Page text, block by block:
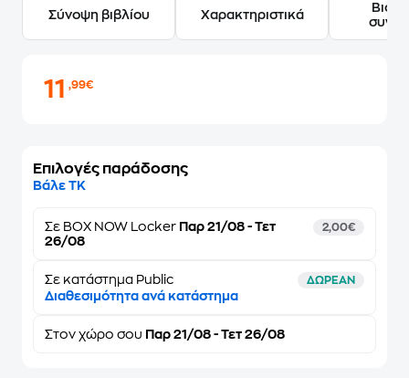
Σύνοψη βιβλίου Χαρακτηριστικά
11,99€
Επιλογές παράδοσης
Βάλε ΤΚ
Σε BOX NOW Locker Παρ 21/08 - Τετ
26/08
2,00€
Σε κατάστημα Public ΔΩΡΕΑΝ
Διαθεσιμότητα ανά κατάστημα
Στον χώρο σου Παρ 21/08 - Τετ 26/08